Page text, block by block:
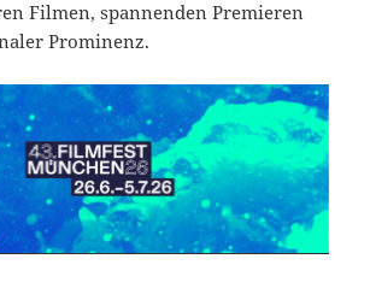
Filmen, spannenden Premieren
Prominenz.